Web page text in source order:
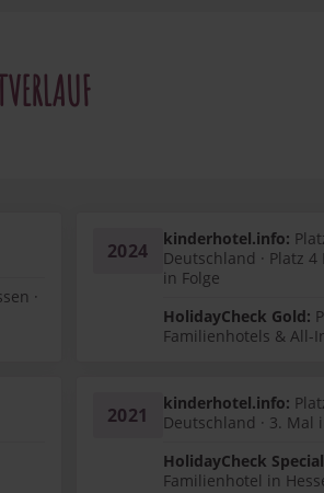
·
2024 kinderhotel.info:
Deutschland · Platz 4
in Folge
HolidayCheck Gold:
Familienhotels & All-
2021 kinderhotel.info:
Deutschland · 3. Mal
HolidayCheck
Familienhotel in